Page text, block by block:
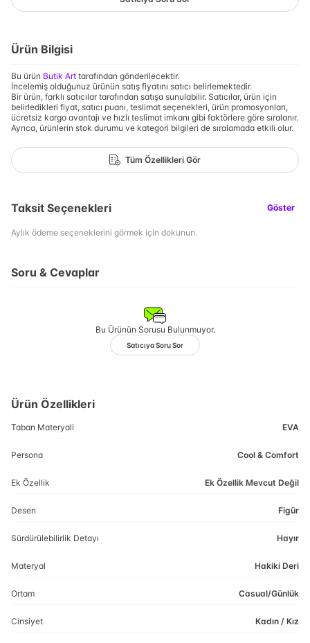
Ürün Bilgisi
Bu ürün Butik Art tarafından gönderilecektir.
İncelemiş olduğunuz ürünün satış fiyatını satıcı belirlemektedir.
Bir ürün, farklı satıcılar tarafından satışa sunulabilir. Satıcılar, ürün için
belirledikleri fiyat, satıcı puanı, teslimat seçenekleri, ürün promosyonları,
ücretsiz kargo avantajı ve hızlı teslimat imkanı gibi faktörlere göre sıralanır.
Ayrıca, ürünlerin stok durumu ve kategori bilgileri de sıralamada etkili olur.
Tüm Özellikleri Gör
Taksit Seçenekleri Göster
Aylık ödeme seçeneklerini görmek için dokunun.
Soru & Cevaplar
Bu Ürünün Sorusu Bulunmuyor.
Satıcıya Soru Sor
Ürün Özellikleri
Taban Materyali EVA
Persona Cool & Comfort
Ek Özellik Ek Özellik Mevcut Değil
Desen Figür
Sürdürülebilirlik Detayı Hayır
Materyal Hakiki Deri
Ortam Casual/Günlük
Cinsiyet Kadın / Kız